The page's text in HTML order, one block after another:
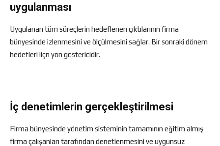
uygulanması
Uygulanan tüm süreçlerin hedeflenen çıktılarının firma
bünyesinde izlenmesini ve ölçülmesini sağlar. Bir sonraki dönem
hedefleri iiçn yön göstericidir.
İç denetimlerin gerçekleştirilmesi
Firma bünyesinde yönetim sisteminin tamamının eğitim almış
firma çalışanları tarafından denetlenmesini ve uygunsuz